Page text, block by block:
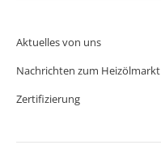
Aktuelles von uns
Nachrichten zum Heizölmarkt
Zertifizierung